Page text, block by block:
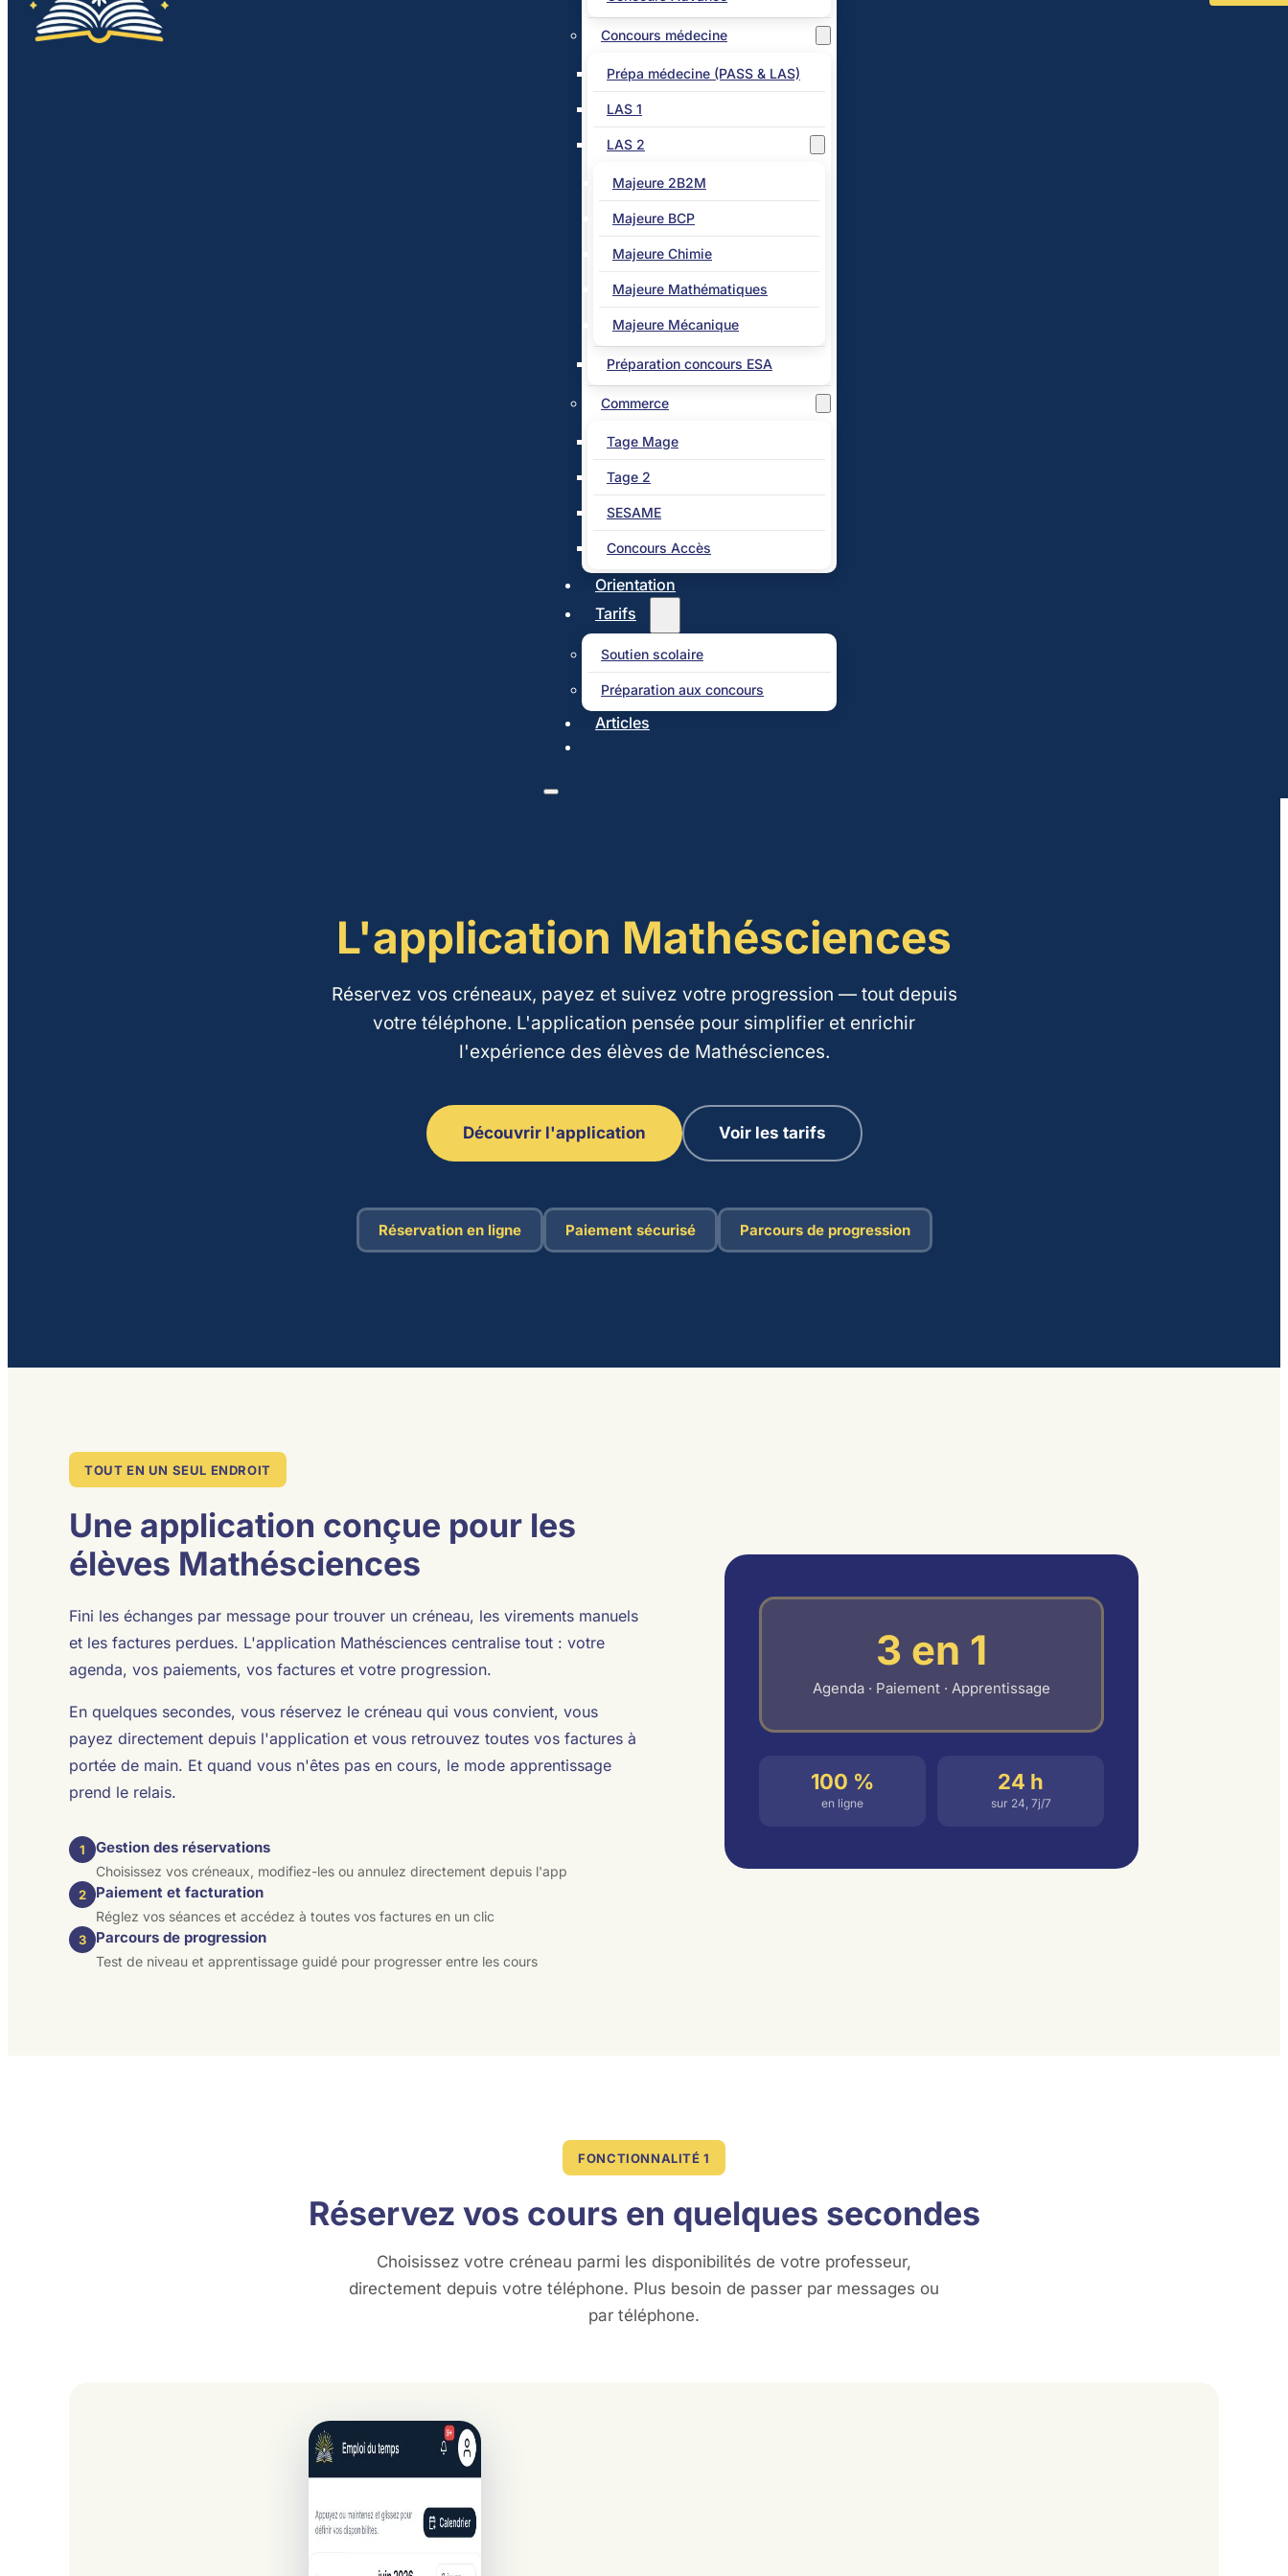
Concours médecine
Prépa médecine (PASS & LAS)
LAS 1
LAS 2
Majeure 2B2M
Majeure BCP
Majeure Chimie
Majeure Mathématiques
Majeure Mécanique
Préparation concours ESA
Commerce
Tage Mage
Tage 2
SESAME
Concours Accès
Orientation
Tarifs
Soutien scolaire
Préparation aux concours
Articles
L'application Mathésciences
Réservez vos créneaux, payez et suivez votre progression — tout depuis
votre téléphone. L'application pensée pour simplifier et enrichir
l'expérience des élèves de Mathésciences.
Découvrir l'application Voir les tarifs
Réservation en ligne Paiement sécurisé Parcours de progression
TOUT EN UN SEUL ENDROIT
Une application conçue pour les
élèves Mathésciences
Fini les échanges par message pour trouver un créneau, les virements manuels
et les factures perdues. L'application Mathésciences centralise tout : votre
agenda, vos paiements, vos factures et votre progression.
En quelques secondes, vous réservez le créneau qui vous convient, vous
payez directement depuis l'application et vous retrouvez toutes vos factures à
portée de main. Et quand vous n'êtes pas en cours, le mode apprentissage
prend le relais.
1 Gestion des réservations
Choisissez vos créneaux, modifiez-les ou annulez directement depuis l'app
2 Paiement et facturation
Réglez vos séances et accédez à toutes vos factures en un clic
3 Parcours de progression
Test de niveau et apprentissage guidé pour progresser entre les cours
3 en 1
Agenda · Paiement · Apprentissage
100 %
en ligne
24 h
sur 24, 7j/7
FONCTIONNALITÉ 1
Réservez vos cours en quelques secondes
Choisissez votre créneau parmi les disponibilités de votre professeur,
directement depuis votre téléphone. Plus besoin de passer par messages ou
par téléphone.